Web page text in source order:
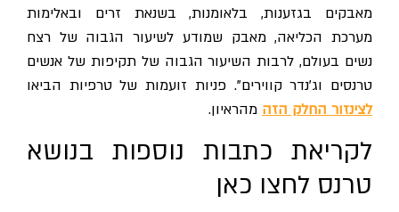
מאבקים בגזענות, בלאומנות, בשנאת זרים ובאלימות
מערכת הכליאה, מאבק שמודע לשיעור הגבוה של רצח
נשים בעולם, לרבות השיעור הגבוה של תקיפות של אנשים
טרנסים וג'נדר קווירים". פניות זועמות של טרפיות הביאו
לצינזור החלק הזה מהראיון.
לקריאת כתבות נוספות בנושא
טרנסלחצו כאן